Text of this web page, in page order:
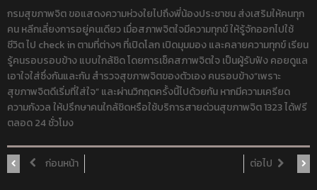
กรมสุขภาพจิต ขอแสดงความห่วงใยไปถึงพี่น้องประชาชน ส่งเสริมให้คนทุก
คน หลีกเลี่ยงการอยู่คนเดียว เมื่อสภาพจิตใจมีความทุกข์ ให้รู้จักออกไปใช้
ชีวิต ไป check in ตามที่ต่างๆ ที่เปิดโลก เปิดมุมมอง และคลายความทุกข์ เรียน
รู้คนรอบรอบข้าง แบบใกล้ชิด โดยการเช็คสภาพจิตใจ เป็นผู้รับฟัง คอยดูแล
เอาใจใส่ซึ่งกันและกัน สำรวจสุขภาพจิตของตัวเอง คนรอบข้าง“เพราะ
สุขภาพจิตดีเริ่มที่ใส่ใจ” และผ่านวิกฤตครั้งนี้ไปด้วยกัน หากมีความเครียด
ความกังวล ให้ปรึกษาคนใกล้ชิดหรือใช้บริการสายด่วนสุขภาพจิต 1323 ได้ฟรี
ตลอด 24 ชั่วโมง
ก่อนหน้า ต่อไป